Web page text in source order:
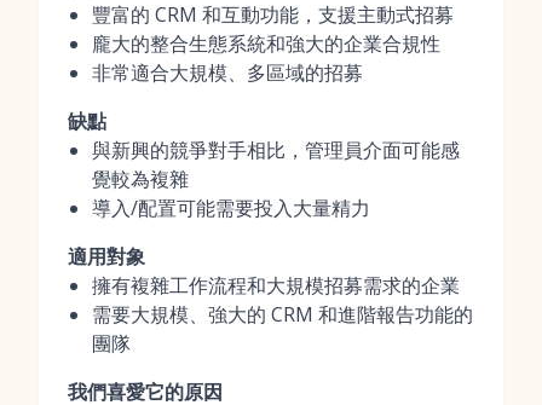
豐富的 CRM 和互動功能，支援主動式招募
龐大的整合生態系統和強大的企業合規性
非常適合大規模、多區域的招募
缺點
與新興的競爭對手相比，管理員介面可能感
覺較為複雜
導入/配置可能需要投入大量精力
適用對象
擁有複雜工作流程和大規模招募需求的企業
需要大規模、強大的 CRM 和進階報告功能的
團隊
我們喜愛它的原因